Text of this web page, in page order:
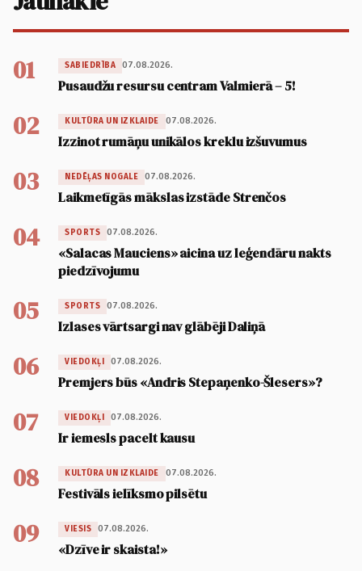
01 SABIEDRĪBA 07.08.2026.
Pusaudžu resursu centram Valmierā – 5!
02 KULTŪRA UN IZKLAIDE 07.08.2026.
Izzinot rumāņu unikālos kreklu izšuvumus
03 NEDĒĻAS NOGALE 07.08.2026.
Laikmetīgās mākslas izstāde Strenčos
04 SPORTS 07.08.2026.
«Salacas Mauciens» aicina uz leģendāru nakts
piedzīvojumu
05 SPORTS 07.08.2026.
Izlases vārtsargi nav glābēji Daliņā
06 VIEDOKĻI 07.08.2026.
Premjers būs «Andris Stepaņenko-Šlesers»?
07 VIEDOKĻI 07.08.2026.
Ir iemesls pacelt kausu
08 KULTŪRA UN IZKLAIDE 07.08.2026.
Festivāls ielīksmo pilsētu
09 VIESIS 07.08.2026.
«Dzīve ir skaista!»